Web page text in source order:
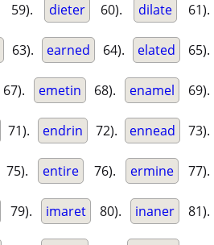
59). dieter 60). dilate 61).
63). earned 64). elated 65).
67). emetin 68). enamel 69).
71). endrin 72). ennead 73).
75). entire 76). ermine 77).
79). imaret 80). inaner 81).